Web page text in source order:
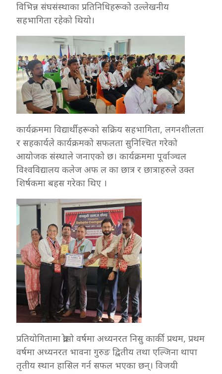
विभिन्न संघसंस्थाका प्रतिनिधिहरूको उल्लेखनीय
सहभागिता रहेको थियो।
कार्यक्रममा विद्यार्थीहरूको सक्रिय सहभागिता, लगनशीलता
र सहकार्यले कार्यक्रमको सफलता सुनिश्चित गरेको
आयोजक संस्थाले जनाएको छ। कार्यक्रममा पूर्वाञ्चल
विश्वविद्यालय कलेज अफ ल का छात्र र छात्राहरुले उक्त
शिर्षकमा बहस गरेका थिए ।
प्रतियोगितामा द्रोसो वर्षमा अध्यनरत निसु कार्की प्रथम, प्रथम
वर्षमा अध्यनरत भावना गुरुङ द्वितीय तथा एल्जिना थापा
तृतीय स्थान हासिल गर्न सफल भएका छन्। विजयी